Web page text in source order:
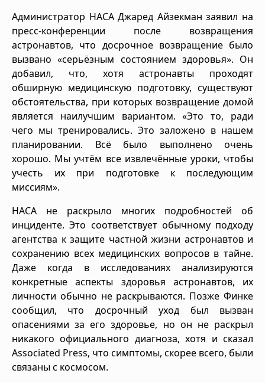
Администратор НАСА Джаред Айзекман заявил на
пресс-конференции после возвращения
астронавтов, что досрочное возвращение было
вызвано «серьёзным состоянием здоровья». Он
добавил, что, хотя астронавты проходят
обширную медицинскую подготовку, существуют
обстоятельства, при которых возвращение домой
является наилучшим вариантом. «Это то, ради
чего мы тренировались. Это заложено в нашем
планировании. Всё было выполнено очень
хорошо. Мы учтём все извлечённые уроки, чтобы
учесть их при подготовке к последующим
миссиям».
НАСА не раскрыло многих подробностей об
инциденте. Это соответствует обычному подходу
агентства к защите частной жизни астронавтов и
сохранению всех медицинских вопросов в тайне.
Даже когда в исследованиях анализируются
конкретные аспекты здоровья астронавтов, их
личности обычно не раскрываются. Позже Финке
сообщил, что досрочный уход был вызван
опасениями за его здоровье, но он не раскрыл
никакого официального диагноза, хотя и сказал
Associated Press, что симптомы, скорее всего, были
связаны с космосом.